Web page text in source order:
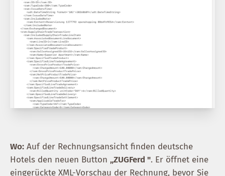
Wo: Auf der Rechnungsansicht finden deutsche
Hotels den neuen Button „ZUGFerd ". Er öffnet eine
eingerückte XML-Vorschau der Rechnung, bevor Sie